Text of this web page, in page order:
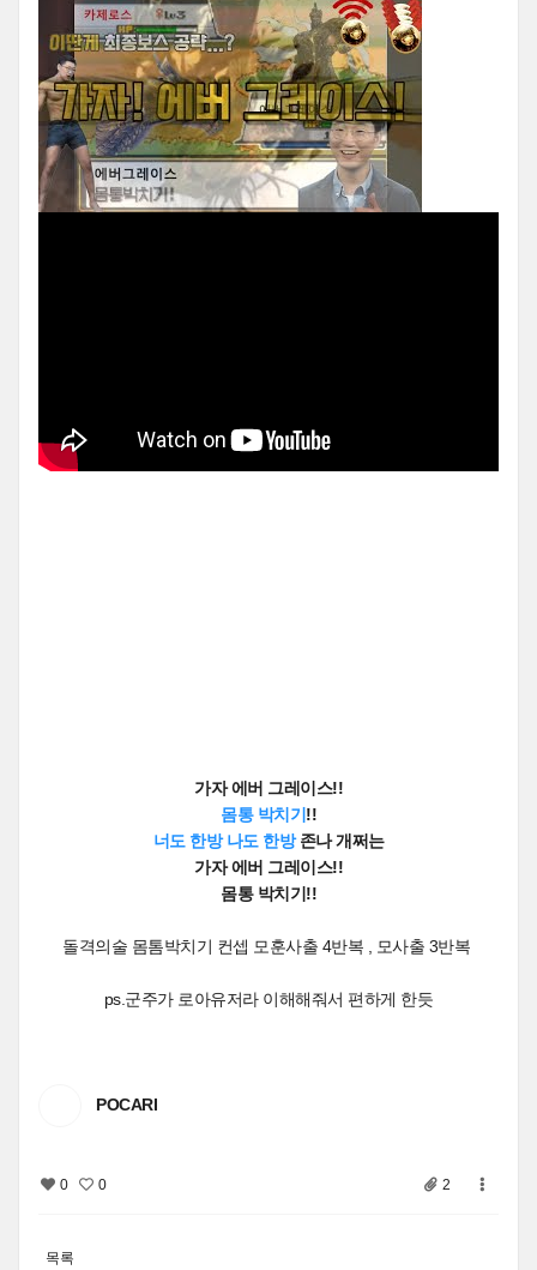
가자 에버 그레이스!!
몸통 박치기 !!
너도 한방 나도 한방존나 개쩌는
가자 에버 그레이스!!
몸통 박치기!!
돌격의술 몸톰박치기 컨셉 모훈사출 4반복 , 모사출 3반복
ps.군주가 로아유저라 이해해줘서 편하게 한듯
POCARI
0 0 2
목록